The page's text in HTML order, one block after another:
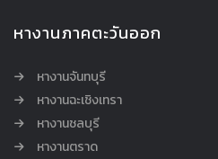
หางานภาคตะวันออก
หางานจันทบุรี
หางานฉะเชิงเทรา
หางานชลบุรี
หางานตราด